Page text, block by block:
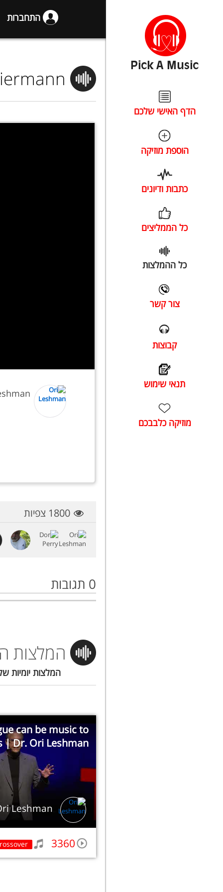
הדף האישי שלכם
הוספת מוזיקה
כתבות ודיונים
כל הממליצים
כל ההמלצות
צור קשר
קבוצות
תנאי שימוש
מוזיקה כלבבכם
התחברות
1800 צפיות
0 תגובות
המלצות
המלצות יומיות
can be music to
| Dr. Ori Leshman
Leshman
3360